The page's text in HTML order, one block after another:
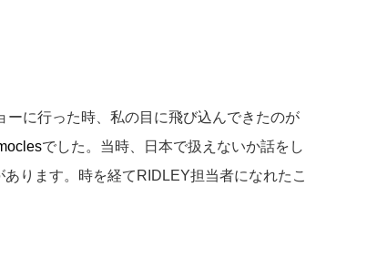
に行った時、私の目に飛び込んできたのが
でした。当時、日本で扱えないか話をし
ります。時を経てRIDLEY担当者になれたこ